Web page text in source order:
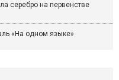
серебро на первенстве
«На одном языке»